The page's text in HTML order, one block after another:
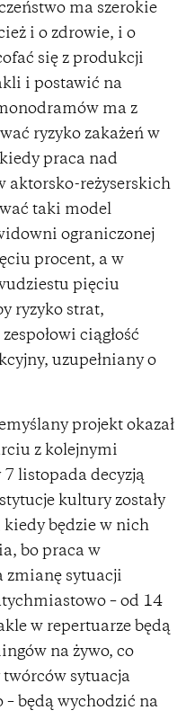
ma szerokie
i o zdrowie, i o
się z produkcji
i postawić na
ma z
ryzyko zakażeń w
praca nad
aktorsko-reżyserskich
taki model
ograniczonej
procent, a w
pięciu
ryzyko strat,
ciągłość
uzupełniany o
projekt okazał
z kolejnymi
7 listopada decyzją
kultury zostały
będzie w nich
bo praca w
zmianę sytuacji
– od 14
w repertuarze będą
na żywo, co
twórców sytuacja
będą wychodzić na